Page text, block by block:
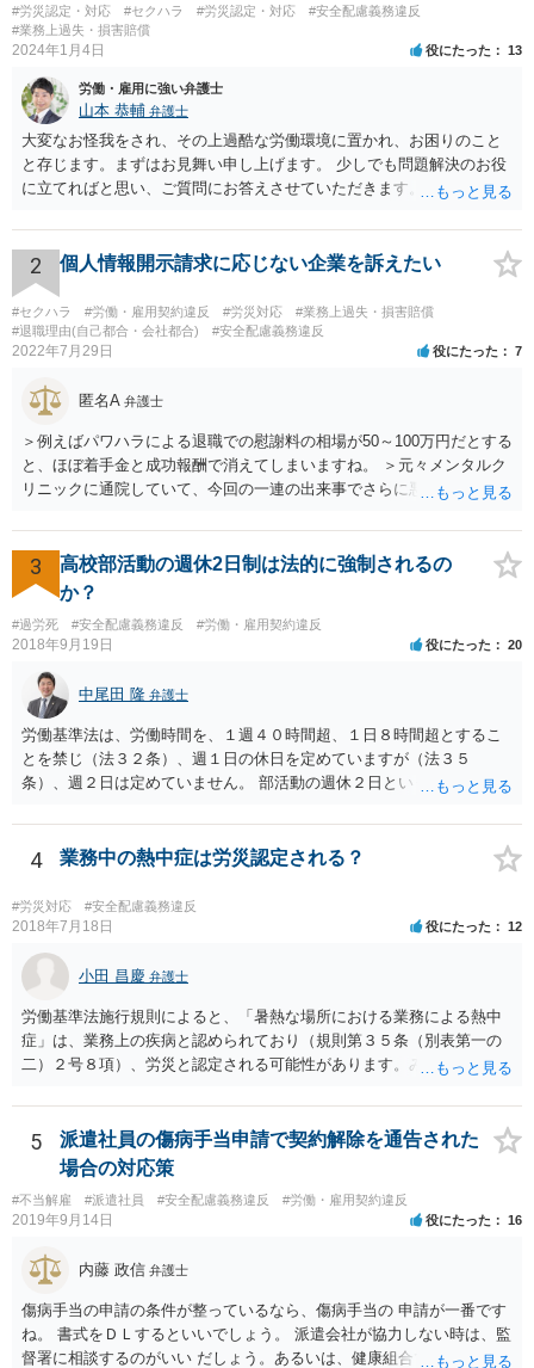
#労災認定・対応 #セクハラ #労災認定・対応
#安全配慮義務違反
#業務上過失・損害賠償
2024年1月4日 役にたった 13
労働・雇用に強い弁護士
山本 恭輔 弁護士
大変なお怪我をされ、その上過酷な労働環境に置かれ、お困りのこと
と存じます。まずはお見舞い申し上げます。 少しでも問題解決のお役
に立てればと思い、ご質問にお答えさせていただきます。 ご相談者の
我に関しては労災保険からの給付や会社からの損害賠償が、過重労働
に関しては未払残業代の支払が受けられる可能性がある事案とお見受
けします。 請求が認められる可能性や採るべき手続を検討するには、
様々な事情のヒアリングや証拠資料の検討が必要になるため、今後の
方針の検討も含め、一度面談にて法律相談をされることをおすすめし
ます。
2 個人情報開示請求に応じない企業を訴えたい
#セクハラ #労働・雇用契約違反 #労災対応
#業務上過失・損害賠償
#退職理由(自己都合・会社都合)
#安全配慮義務違反
2022年7月29日 役にたった 7
匿名A 弁護士
＞例えばパワハラによる退職での慰謝料の相場が50～100万円だとする
と、ほぼ着手金と成功報酬で消えてしまいますね。 ＞元々メンタルク
リニックに通院していて、今回の一連の出来事でさらに悪化した事実
万が一、慰謝料請求が認められるにしても金額としては微々たるもの
かと思いますが、依頼する弁護士に詳細を説明したうえで指示を仰い
だ方がいいかと思います。
3
高校部活動の週休2日制は法的に強制されるの
か？
#過労死 #安全配慮義務違反 #労働・雇用契約違反
2018年9月19日 役にたった 20
中尾田 隆 弁護士
労働基準法は、労働時間を、１週４０時間超、１日８時間超とするこ
とを禁じ（法３２条）、週１日の休日を定めていますが（法３５
条）、週２日は定めていません。 部活動の週休２日というのは、スポ
り週休2日とするか、しないか、もっと別の制度とするかは、各教育委
員会や学校の判断に委ねられています。 したがって、生徒の保護者会
もらいたいなどと、交渉してもらうことが良いと考えられます。 もち
ろん、保護者の間でも、週休2日制を認める意見と、反対の意見と対立
することは予想されますが、そういったことも含めて話し合いをする
ことが必要と思われます。
4 業務中の熱中症は労災認定される？
#労災対応 #安全配慮義務違反
2018年7月18日 役にたった 12
小田 昌慶 弁護士
労働基準法施行規則によると、「暑熱な場所における業務による熱中
症」は、業務上の疾病と認められており（規則第３５条（別表第一の
二）２号８項）、労災と認定される可能性があります。みんな同条件
としては、①仕事をしている時間・場所に熱中症を引き起こす明確な
原因が存在していること、②その原因により熱中症に至ったという因
果関係があること、③仕事に関係しない他の原因により発症したもの
ではないことが認められれば、労災として認定されるため、業務によ
る移動中に意識が朦朧とし倒れ、熱中症と診断されたのであれば労災
認定される可能性は充分にあります。 会社には安全配慮義務があるに
もかかわらず、就業規則によってスーツが義務付けられたり、1日10件
の外回り件数のノルマ、経費削減のためのタクシー禁止など規則があ
るのであれば、会社の安全配慮義務違反が認められる可能性がありま
す。 したがって、会社へ入院治療費や休業損害、慰謝料等を請求でき
る可能性はあるので、具体的な内容を一度弁護士に相談するのが良い
5
派遣社員の傷病手当申請で契約解除を通告された
場合の対応策
#不当解雇 #派遣社員 #安全配慮義務違反 #労働・雇用契約違反
2019年9月14日 役にたった 16
内藤 政信 弁護士
傷病手当の申請の条件が整っているなら、傷病手当の 申請が一番です
ね。 書式をＤＬするといいでしょう。 派遣会社が協力しない時は、監
督署に相談するのがいい だしょう。あるいは、健康組合ですね。